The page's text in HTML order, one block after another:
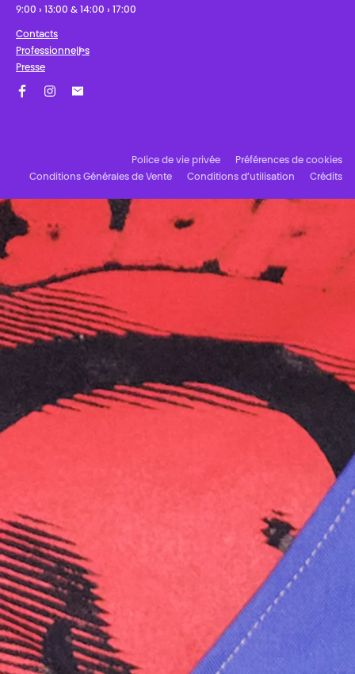
9:00 › 13:00 & 14:00 › 17:00
Contacts
Professionnel·les
Presse
Police de vie privée
Préférences de cookies
Conditions Générales de Vente
Conditions d’utilisation Crédits